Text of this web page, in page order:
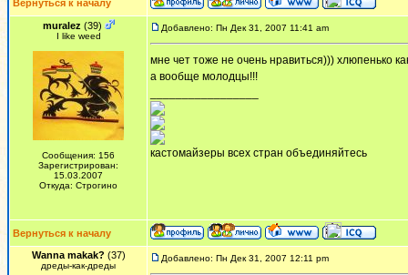
Вернуться к началу
muralez (39)
I like weed
Сообщения: 156
Зарегистрирован:
15.03.2007
Откуда: Строгино
Добавлено: Пн Дек 31, 2007 11:41 am
мне чет тоже не очень нравиться))) хлюпенько
а вообще молодцы!!!
кастомайзеры всех стран объединяйтесь
Вернуться к началу
Wanna makak? (37)
дреды-как-дреды
Добавлено: Пн Дек 31, 2007 12:11 pm